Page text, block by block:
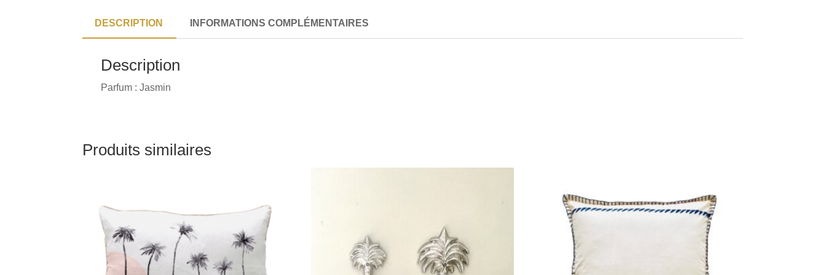
DESCRIPTION INFORMATIONS COMPLÉMENTAIRES
Description
Parfum : Jasmin
Produits similaires